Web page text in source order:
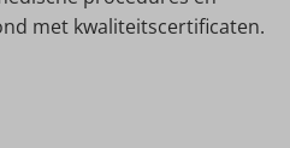
met kwaliteitscertificaten.